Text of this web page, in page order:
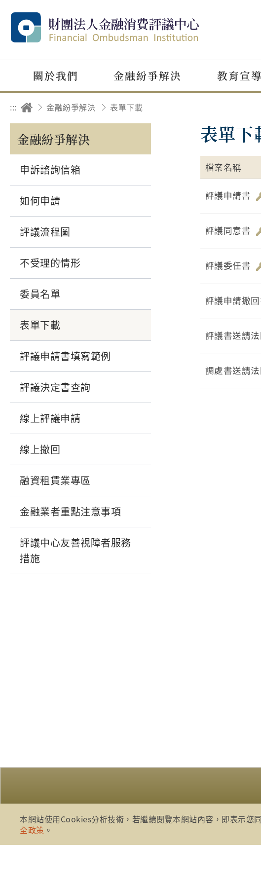
關於我們 金融紛爭解決 教育宣導
::: 金融紛爭解決 表單下載
金融紛爭解決
申訴諮詢信箱
如何申請
評議流程圖
不受理的情形
委員名單
表單下載
評議申請書填寫範例
評議決定書查詢
線上評議申請
線上撤回
融資租賃業專區
金融業者重點注意事項
評議中心友善視障者服務
措施
表單下
檔案名稱
評議申請書
評議同意書
評議委任書
評議申請撤
評議書送請
調處書送請
:::
本網站使用Cookies分析技術，若繼續閱覽本網站內容，即表示
全政策 。